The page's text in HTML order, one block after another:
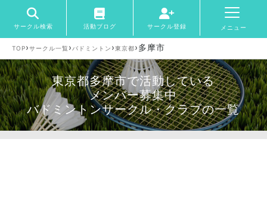
サークル検索 活動ブログ サークル登録 メニュー
TOP›サークル一覧 › バドミントン ›東京都›多摩市
東京都多摩市で活動している
メンバー募集中
バドミントンサークル・クラブの一覧